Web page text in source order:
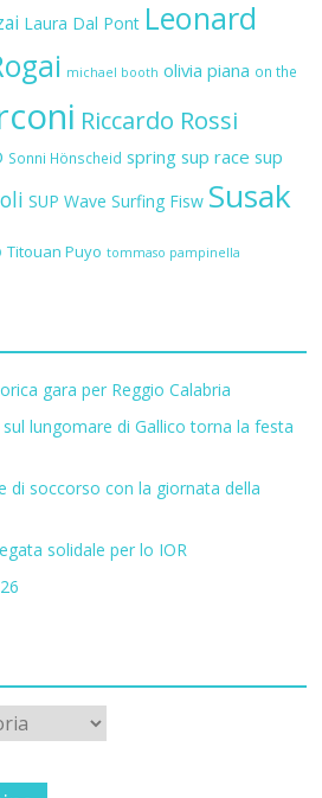
Laura Dal Pont Leonard
michael booth olivia piana on the
Riccardo Rossi
Sonni Hönscheid spring sup race sup
SUP Wave Surfing Fisw Susak
Titouan Puyo tommaso pampinella
gara per Reggio Calabria
lungomare di Gallico torna la festa
di soccorso con la giornata della
solidale per lo IOR